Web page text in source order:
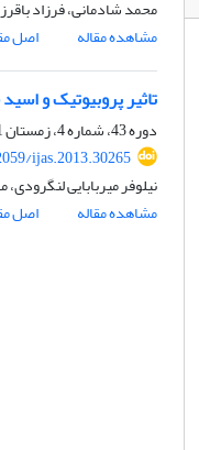
محمد شادمانی، فرزاد
مشاهده مقاله
اصل
تاثیر پروبیوتیک و
دوره 43، شماره 4، زمستان 1391، صفحه
ijas.2013.30265
نیلوفر میربابایی
مشاهده مقاله
اصل